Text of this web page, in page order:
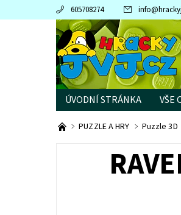
605708274 info@
ÚVODNÍ STRÁNKA VŠE
PRODÁVANÉ ZNAČKY
PUZZLE A HRY Puzzle 3D